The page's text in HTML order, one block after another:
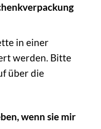
in einer
werden. Bitte
über die
wenn sie mir